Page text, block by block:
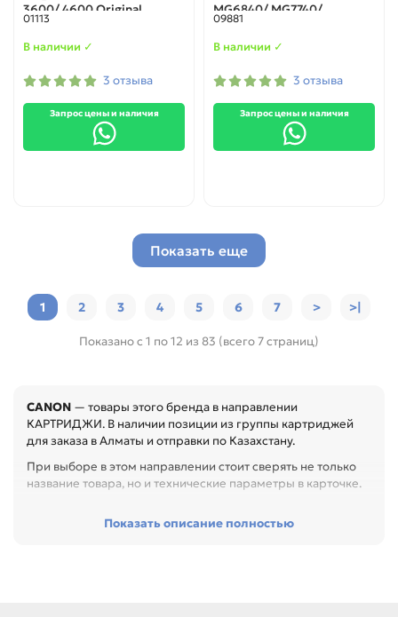
3600/ 4600 Original
01113
В наличии ✓
3 отзыва
Запрос цены и наличия
MG6840/ MG7740/
MG7740/ TS5040/ TS6040/
TS8040/ TS9040 Original
09881
В наличии ✓
3 отзыва
Запрос цены и наличия
Показать еще
1 2 3 4 5 6 7 > >|
Показано с 1 по 12 из 83 (всего 7 страниц)
CANON — товары этого бренда в направлении
КАРТРИДЖИ. В наличии позиции из группы картриджей
для заказа в Алматы и отправки по Казахстану.
При выборе в этом направлении стоит сверять не только
название товара, но и технические параметры в карточке.
картриджа, цвет, ресурс и наличие чипа. Это помогает
Показать описание полностью